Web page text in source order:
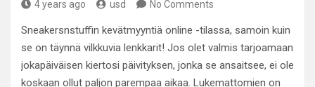
4 years ago usd No Comments
Sneakersnstuffin kevätmyyntiä online -tilassa, samoin kuin
se on täynnä vilkkuvia lenkkarit! Jos olet valmis tarjoamaan
jokapäiväisen kiertosi päivityksen, jonka se ansaitsee, ei ole
koskaan ollut paljon parempaa aikaa. Lukemattomien on